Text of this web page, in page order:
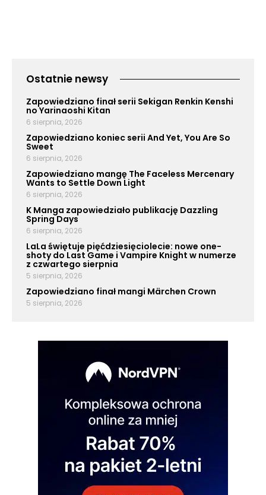
Ostatnie newsy
Zapowiedziano finał serii Sekigan Renkin Kenshi
no Yarinaoshi Kitan
6 sierpnia, 2026
Zapowiedziano koniec serii And Yet, You Are So
Sweet
6 sierpnia, 2026
Zapowiedziano mangę The Faceless Mercenary
Wants to Settle Down Light
6 sierpnia, 2026
K Manga zapowiedziało publikację Dazzling
Spring Days
6 sierpnia, 2026
LaLa świętuje pięćdziesięciolecie: nowe one-
shoty do Last Game i Vampire Knight w numerze
z czwartego sierpnia
5 sierpnia, 2026
Zapowiedziano finał mangi Märchen Crown
5 sierpnia, 2026